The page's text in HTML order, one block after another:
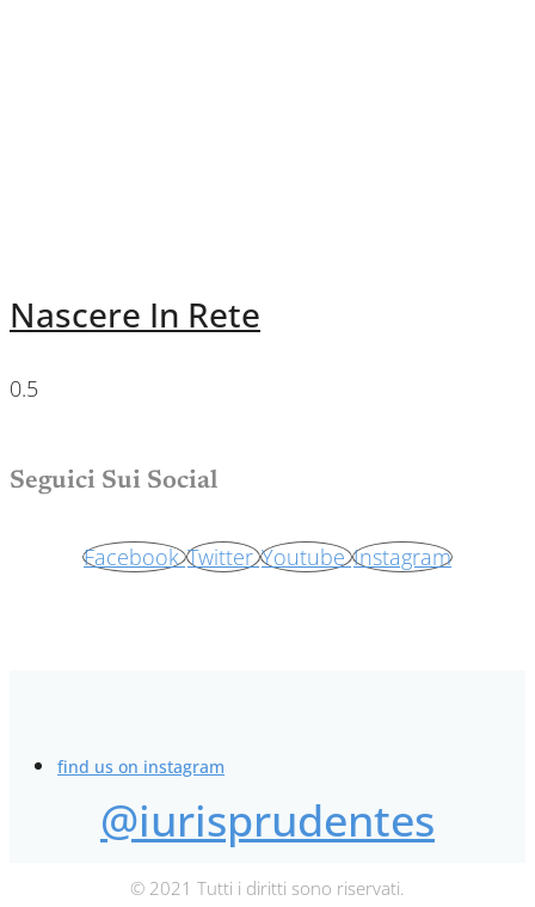
Nascere In Rete
Seguici Sui Social
Facebook Twitter Youtube Instagram
find us on instagram
@iurisprudentes
© 2021 Tutti i diritti sono riservati.